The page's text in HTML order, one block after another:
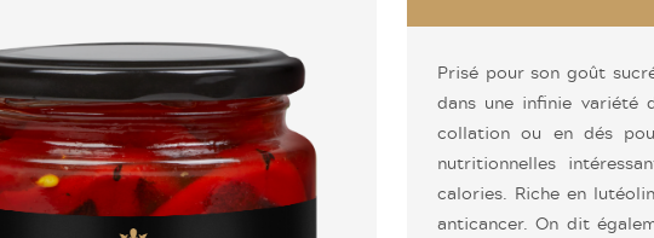
Prisé pour son goût
dans une infinie variété
collation ou en dés
nutritionnelles
calories. Riche en
anticancer. On dit